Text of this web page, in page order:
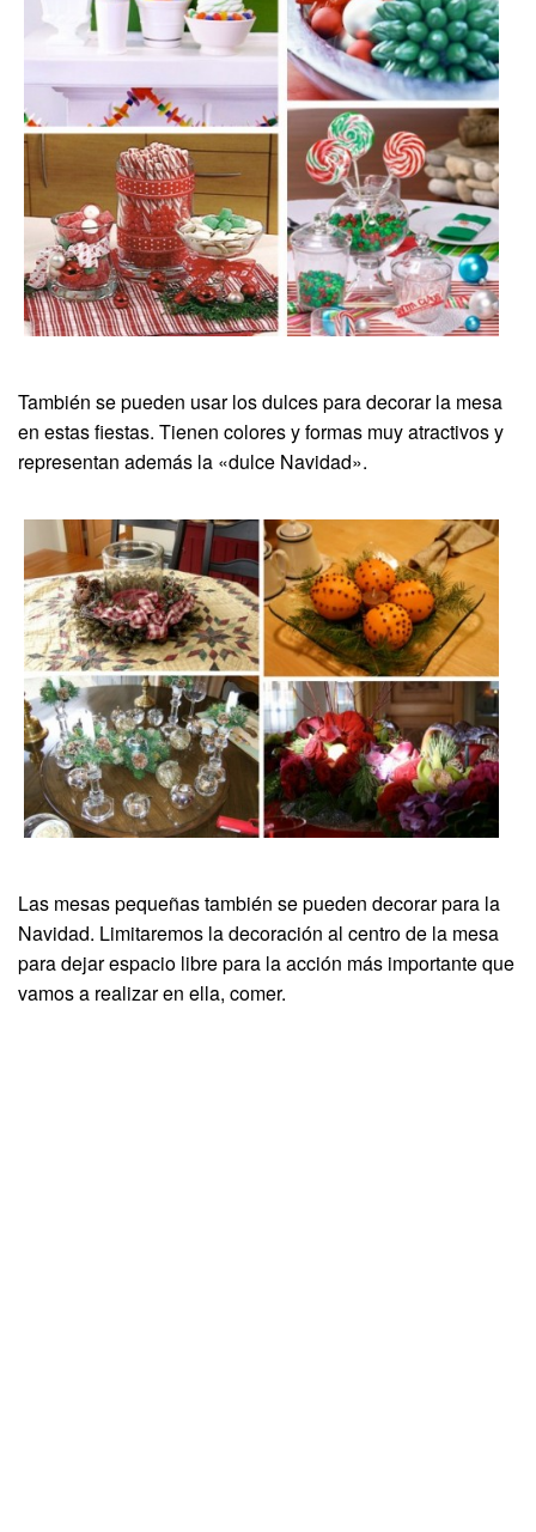
También se pueden usar los dulces para decorar la mesa
en estas fiestas. Tienen colores y formas muy atractivos y
representan además la «dulce Navidad».
Las mesas pequeñas también se pueden decorar para la
Navidad. Limitaremos la decoración al centro de la mesa
para dejar espacio libre para la acción más importante que
vamos a realizar en ella, comer.